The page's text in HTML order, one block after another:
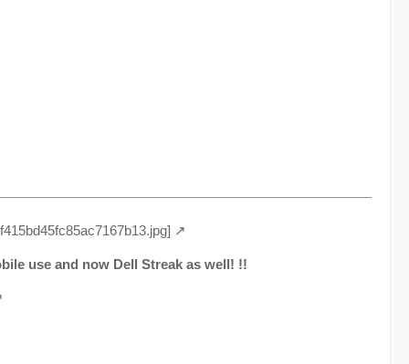
use and now Dell Streak as well! !!